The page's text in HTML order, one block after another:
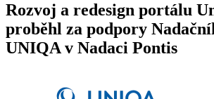
Rozvoj a redesign portálu
proběhl za podpory
UNIQA v Nadaci Pontis